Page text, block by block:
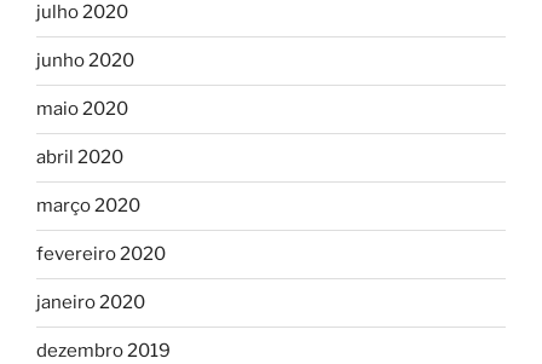
julho 2020
junho 2020
maio 2020
abril 2020
março 2020
fevereiro 2020
janeiro 2020
dezembro 2019